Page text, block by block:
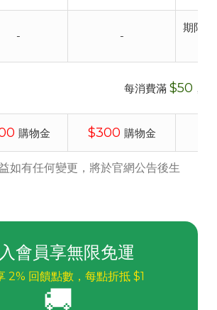
- -
期限
每消費滿 $50 ，贈
購物金 $300 購物金
如有任何變更，將於官網公告後生
會員享無限免運
2% 回饋點數，每點折抵 $1
🚚